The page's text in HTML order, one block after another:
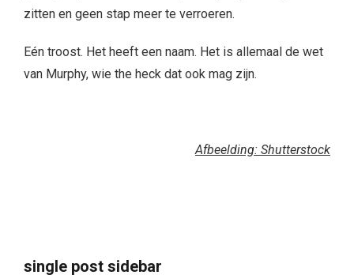
zitten en geen stap meer te verroeren.
Eén troost. Het heeft een naam. Het is allemaal de wet
van Murphy, wie the heck dat ook mag zijn.
Afbeelding: Shutterstock
single post sidebar